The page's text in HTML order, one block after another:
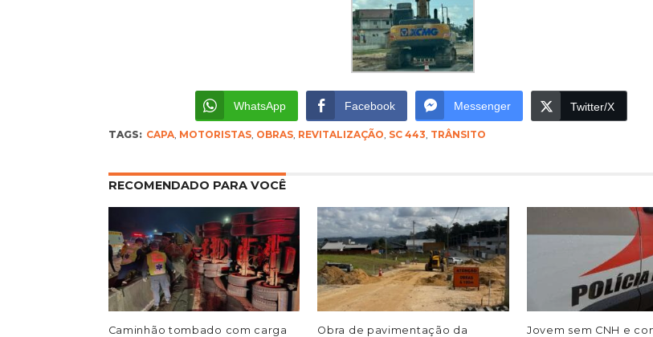
WhatsApp Facebook Messenger Twitter/X
TAGS: CAPA, MOTORISTAS, OBRAS, REVITALIZAÇÃO SC 443 TRÂNSITO
RECOMENDADO PARA VOCÊ
Caminhão tombado com carga
Obra de pavimentação da
Jovem sem CNH e